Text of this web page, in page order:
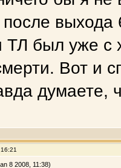
выхода
ТЛ был уже с
Вот и
думаете,
8 2008, 11:38)